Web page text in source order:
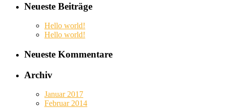
Neueste Beiträge
Hello world!
Hello world!
Neueste Kommentare
Archiv
Januar 2017
Februar 2014